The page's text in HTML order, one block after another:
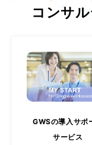
コンサ
GWSの導入サポ
サービス